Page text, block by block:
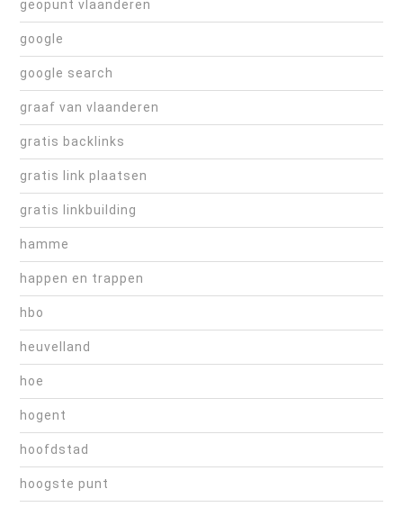
geopunt vlaanderen
google
google search
graaf van vlaanderen
gratis backlinks
gratis link plaatsen
gratis linkbuilding
hamme
happen en trappen
hbo
heuvelland
hoe
hogent
hoofdstad
hoogste punt